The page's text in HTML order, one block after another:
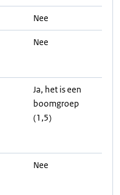
Nee
Nee
Ja, het is een
boomgroep
(1,5)
Nee